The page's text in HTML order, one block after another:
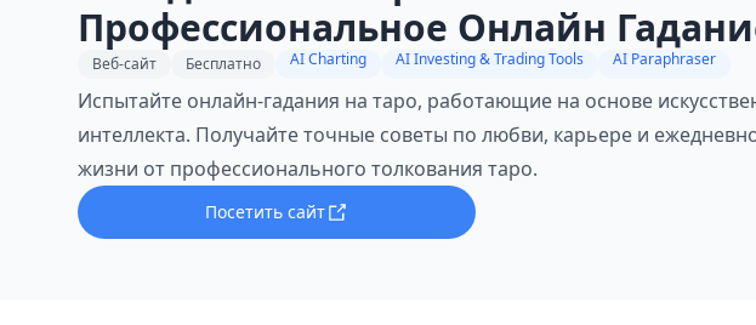
Профессиональное Онлайн
на Таро
Веб-сайт Бесплатно AI Charting AI Investing & Trading Tools AI Paraphraser
Испытайте онлайн-гадания на таро, работающие на основе
интеллекта. Получайте точные советы по любви, карьере и
жизни от профессионального толкования таро.
Посетить сайт